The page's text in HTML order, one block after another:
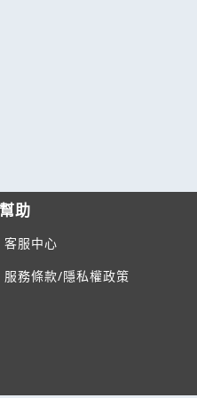
幫助
客服中心
服務條款/隱私權政策